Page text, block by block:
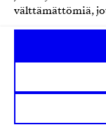
välttämättömiä,
Olemme
Jäseninämme on
pienistä pajoista